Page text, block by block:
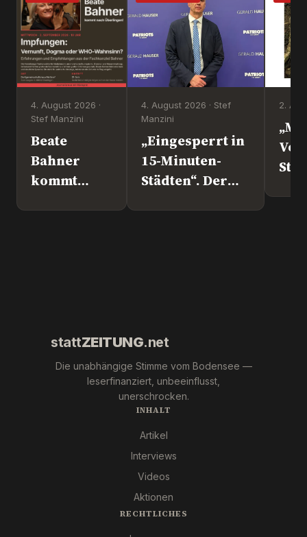
4. August 2026 ·
Stef Manzini
Beate
Bahner
kommt
4. August 2026 · Stef
Manzini
„Eingesperrt in
15-Minuten-
Städten“. Der
2.
Steht
stattZEITUNG.net
Die unabhängige Stimme vom Bodensee —
leserfinanziert, unbeeinflusst,
unerschrocken.
INHALT
Artikel
Interviews
Videos
Aktionen
RECHTLICHES